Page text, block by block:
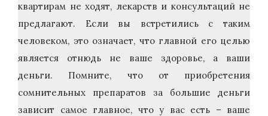
квартирам не ходят, лекарств и консультаций не
предлагают. Если вы встретились с таким
человеком, это означает, что главной его целью
является отнюдь не ваше здоровье, а ваши
деньги. Помните, что от приобретения
сомнительных препаратов за большие деньги
зависит самое главное, что у вас есть – ваше